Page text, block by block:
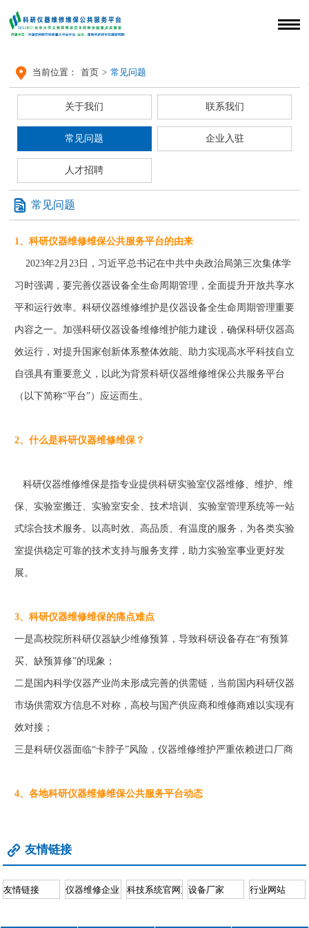
 当前位置： 首页 > 常见问题
关于我们 联系我们
常见问题 企业入驻
人才招聘
 常见问题
1、科研仪器维修维保公共服务平台的由来
2023年2月23日，习近平总书记在中共中央政治局第三次集体学
习时强调，要完善仪器设备全生命周期管理，全面提升开放共享水
平和运行效率。科研仪器维修维护是仪器设备全生命周期管理重要
内容之一。加强科研仪器设备维修维护能力建设，确保科研仪器高
效运行，对提升国家创新体系整体效能、助力实现高水平科技自立
自强具有重要意义，以此为背景科研仪器维修维保公共服务平台
（以下简称“平台”）应运而生。
2、什么是科研仪器维修维保？
科研仪器维修维保是指专业提供科研实验室仪器维修、维护、维
保、实验室搬迁、实验室安全、技术培训、实验室管理系统等一站
式综合技术服务。以高时效、高品质、有温度的服务，为各类实验
室提供稳定可靠的技术支持与服务支撑，助力实验室事业更好发
展。
3、科研仪器维修维保的痛点难点
一是高校院所科研仪器缺少维修预算，导致科研设备存在“有预算
买、缺预算修”的现象；
二是国内科学仪器产业尚未形成完善的供需链，当前国内科研仪器
市场供需双方信息不对称，高校与国产供应商和维修商难以实现有
效对接；
三是科研仪器面临“卡脖子”风险，仪器维修维护严重依赖进口厂商
4、各地科研仪器维修维保公共服务平台动态
 友情链接